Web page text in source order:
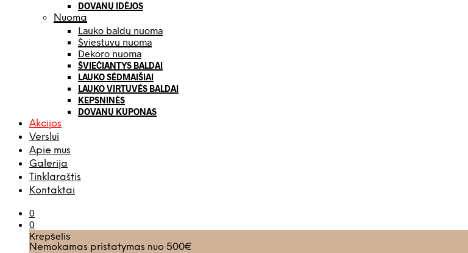
DOVANŲ IDĖJOS
Nuoma
Lauko baldų nuoma
Šviestuvų nuoma
Dekoro nuoma
ŠVIEČIANTYS BALDAI
LAUKO SĖDMAIŠIAI
LAUKO VIRTUVĖS BALDAI
KEPSNINĖS
DOVANŲ KUPONAS
Akcijos
Verslui
Apie mus
Galerija
Tinklaraštis
Kontaktai
0
0
Krepšelis
Nemokamas pristatymas nuo 500€